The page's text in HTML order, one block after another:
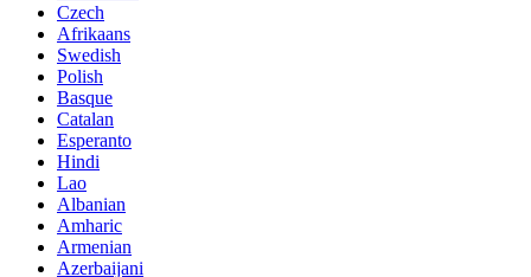
Czech
Afrikaans
Swedish
Polish
Basque
Catalan
Esperanto
Hindi
Lao
Albanian
Amharic
Armenian
Azerbaijani